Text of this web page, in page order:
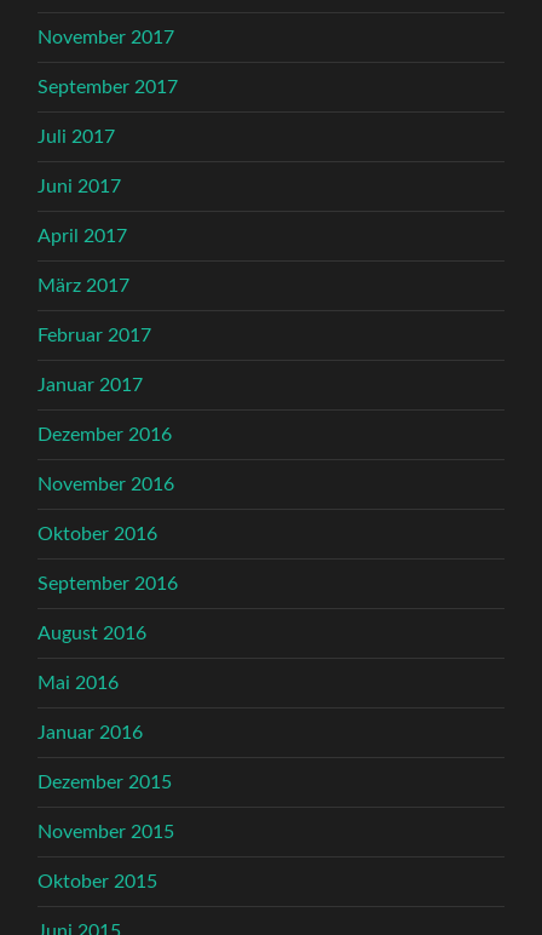
November 2017
September 2017
Juli 2017
Juni 2017
April 2017
März 2017
Februar 2017
Januar 2017
Dezember 2016
November 2016
Oktober 2016
September 2016
August 2016
Mai 2016
Januar 2016
Dezember 2015
November 2015
Oktober 2015